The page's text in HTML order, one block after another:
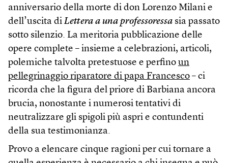
anniversario della morte di don Lorenzo Milani e
dell’uscita di Lettera a una professoressa sia passato
sotto silenzio. La meritoria pubblicazione delle
opere complete – insieme a celebrazioni, articoli,
polemiche talvolta pretestuose e perfino un
pellegrinaggio riparatore di papa Francesco – ci
ricorda che la figura del priore di Barbiana ancora
brucia, nonostante i numerosi tentativi di
neutralizzare gli spigoli più aspri e contundenti
della sua testimonianza.
Provo a elencare cinque ragioni per cui tornare a